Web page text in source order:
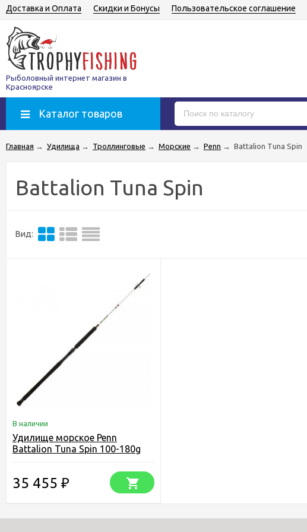
Доставка и Оплата Скидки и Бонусы Пользовательское соглашение
Рыболовный интернет магазин в
Красноярске
Каталог товаров
Главная → Удилища → Троллинговые → Морские → Penn → Battalion Tuna Spin
Battalion Tuna Spin
Вид:
В наличии
Удилище морское Penn
Battalion Tuna Spin 100-180g
35 455 ₽